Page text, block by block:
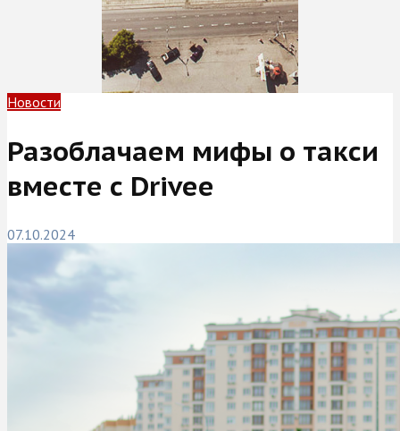
Новости
Разоблачаем мифы о такси
вместе с Drivee
07.10.2024